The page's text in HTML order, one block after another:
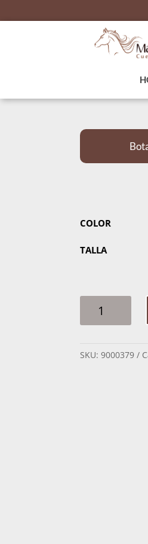
COLOR
TALLA
JUVENIL
15
SKU:9000379